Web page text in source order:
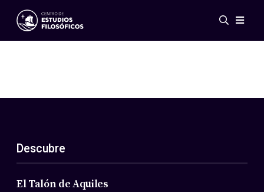
Eventos
ES
EN
Acerca de nosotros
Miembros
Descubre
El Talón de Aquiles